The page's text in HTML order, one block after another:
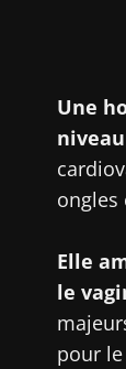
Une
ongles
Elle
le
pour